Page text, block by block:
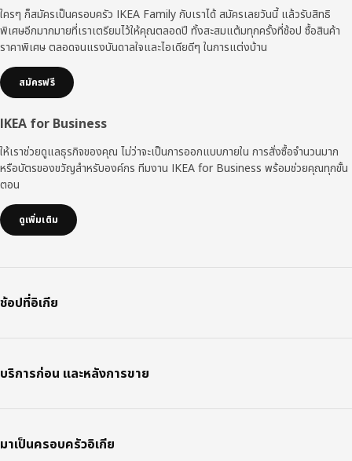
ท้าย
ใครๆ ก็สมัครเป็นครอบครัว IKEA Family กับเราได้ สมัครเลยวันนี้ แล้วรับสิทธิ
พิเศษอีกมากมายที่เราเตรียมไว้ให้คุณตลอดปี ทั้งสะสมแต้มทุกครั้งที่ช้อป ซื้อสินค้า
ราคาพิเศษ ตลอดจนแรงบันดาลใจและไอเดียดีๆ ในการแต่งบ้าน
สมัครฟรี
IKEA for Business
ให้เราช่วยดูแลธุรกิจของคุณ ไม่ว่าจะเป็นการออกแบบภายใน การสั่งซื้อจำนวนมาก
หรือบัตรของขวัญสำหรับองค์กร ทีมงาน IKEA for Business พร้อมช่วยคุณทุกขั้น
ตอน
ดูเพิ่มเติม
ช้อปที่อิเกีย
บริการก่อน และหลังการขาย
มาเป็นครอบครัวอิเกีย